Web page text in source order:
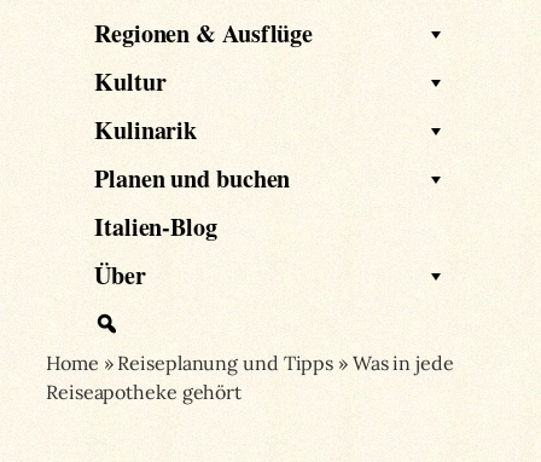
Regionen & Ausflüge
Kultur
Kulinarik
Planen und buchen
Italien-Blog
Über
Home » Reiseplanung und Tipps » Was in jede
Reiseapotheke gehört